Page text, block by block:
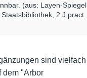
(aus: Layen-Spiegel,
2 J.pract.
sind vielfach
dem "Arbor